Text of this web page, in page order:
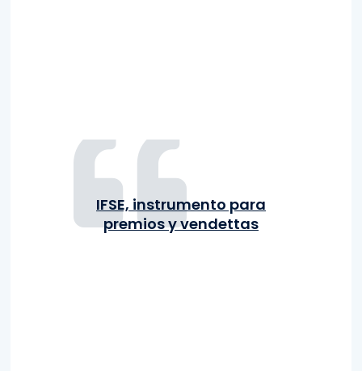
IFSE, instrumento para
premios y vendettas